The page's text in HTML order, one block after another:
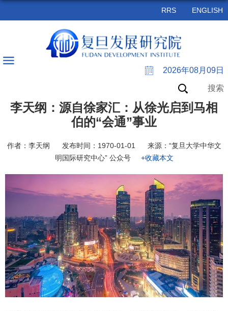
RRS ENGLISH
2026年08月09日
搜索
李天纲：源自徐家汇：从徐光启到马相
伯的“会通”事业
作者：李天纲 发布时间：1970-01-01
来源：“复旦大学中华文
明国际研究中心” 公众号
+收藏本文